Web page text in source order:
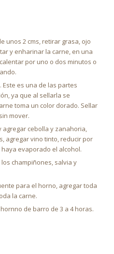
unos 2 cms, retirar grasa, ojo
y enharinar la carne, en una
por uno o dos minutos o
Este es una de las partes
ya que al sellarla se
toma un color dorado. Sellar
mover.
agregar cebolla y zanahoria,
agregar vino tinto, reducir por
evaporado el alcohol.
champiñones, salvia y
para el horno, agregar toda
la carne.
de barro de 3 a 4 horas.